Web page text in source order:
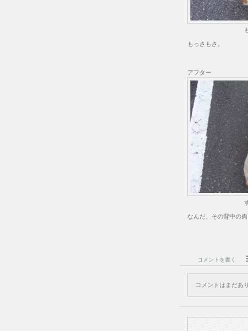
もっさもさ。
アフター
なんだ、その背中の肉
コメントを書く
コメントはまだあ